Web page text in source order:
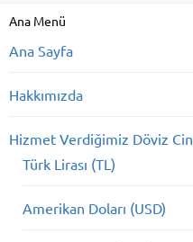
Ana Menü
Ana Sayfa
Hakkımızda
Hizmet Verdiğimiz Döviz
Türk Lirası (TL)
Amerikan Doları (USD)